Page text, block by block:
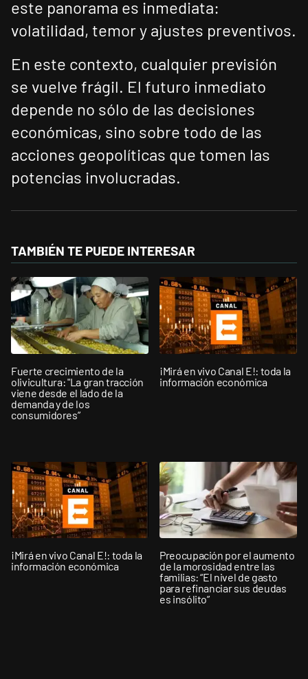
este panorama es inmediata:
volatilidad, temor y ajustes preventivos.
En este contexto, cualquier previsión
se vuelve frágil. El futuro inmediato
depende no sólo de las decisiones
económicas, sino sobre todo de las
acciones geopolíticas que tomen las
potencias involucradas.
TAMBIÉN TE PUEDE INTERESAR
Fuerte crecimiento de la
olivicultura: "La gran tracción
viene desde el lado de la
demanda y de los
consumidores”
¡Mirá en vivo Canal E!: toda la
información económica
¡Mirá en vivo Canal E!: toda la
información económica
Preocupación por el aumento
de la morosidad entre las
familias: “El nivel de gasto
para refinanciar sus deudas
es insólito”